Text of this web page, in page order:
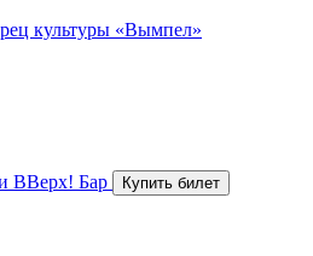
культуры «Вымпел»
ВВерх! Бар